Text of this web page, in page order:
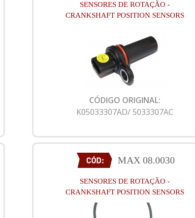
SENSORES DE ROTAÇÃO -
CRANKSHAFT POSITION SENSORS
CÓDIGO ORIGINAL:
K05033307AD/ 5033307AC
MAX 08.0030
SENSORES DE ROTAÇÃO -
CRANKSHAFT POSITION SENSORS